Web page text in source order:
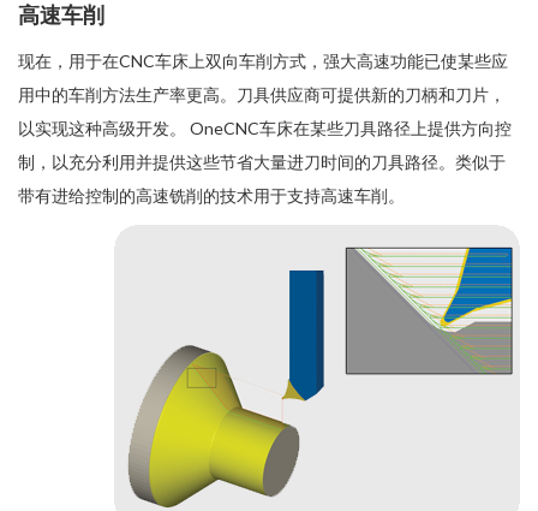
高速车削
现在，用于在CNC车床上双向车削方式， 强大高速功能已使某些应
用中的车削方法生产率更高。刀具供应商可提供新的刀柄和刀片，
以实现这种高级开发。 OneCNC车床在某些刀具路径上提供方向控
制，以充分利用并提供这些节省大量进刀时间的刀具路径。类似于
带有进给控制的高速铣削的技术用于支持高速车削。